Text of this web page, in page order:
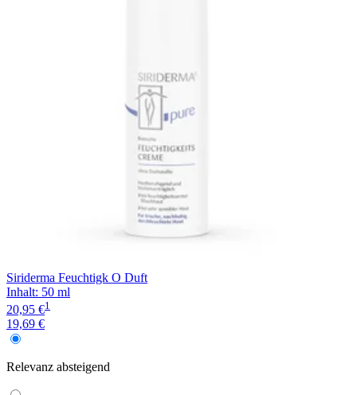
Siriderma Feuchtigk O Duft
Inhalt: 50 ml
20,95 €1
19,69 €
Relevanz absteigend